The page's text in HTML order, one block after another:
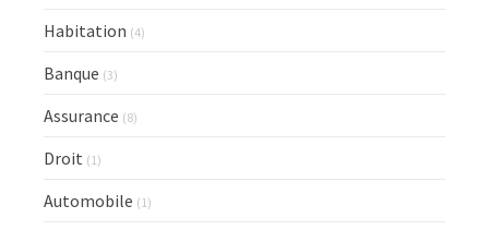
Habitation (4)
Banque (3)
Assurance (8)
Droit (1)
Automobile (1)